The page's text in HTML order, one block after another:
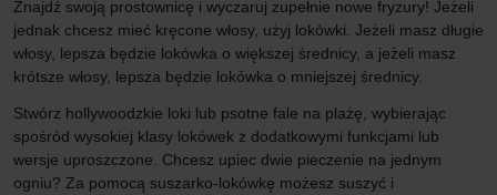
Znajdź swoją prostownicę i wyczaruj zupełnie nowe fryzury! Jeżeli
jednak chcesz mieć kręcone włosy, użyj lokówki. Jeżeli masz długie
włosy, lepsza będzie lokówka o większej średnicy, a jeżeli masz
krótsze włosy, lepsza będzie lokówka o mniejszej średnicy.
Stwórz hollywoodzkie loki lub psotne fale na plażę, wybierając
spośród wysokiej klasy lokówek z dodatkowymi funkcjami lub
wersje uproszczone. Chcesz upiec dwie pieczenie na jednym
ogniu? Za pomocą suszarko-lokówkę możesz suszyć i